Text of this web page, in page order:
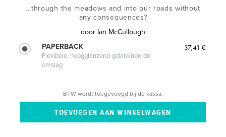
...through the meadows and into our roads without
any consequences?
door Ian McCullough
PAPERBACK
Flexibele, hoogglanzend gelamineerde
omslag
37,41 €
BTW wordt toegevoegd bij de kassa.